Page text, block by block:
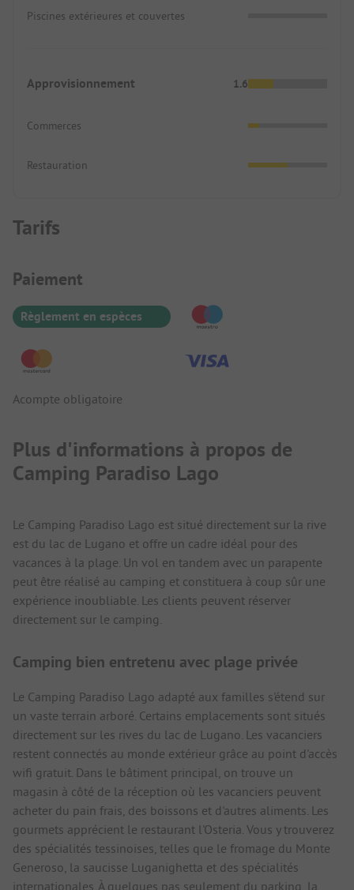
Piscines extérieures et couvertes
Approvisionnement 1.6
Commerces
Restauration
Tarifs
Informations de paiement
Paiement
Règlement en espèces
Acompte obligatoire
Plus d'informations à propos de
Camping Paradiso Lago
Le Camping Paradiso Lago est situé directement sur la rive
est du lac de Lugano et offre un cadre idéal pour des
vacances à la plage. Un vol en tandem avec un parapente
peut être réalisé au camping et constituera à coup sûr une
expérience inoubliable. Les clients peuvent réserver
directement sur le camping.
Camping bien entretenu avec plage privée
Le Camping Paradiso Lago adapté aux familles s'étend sur
un vaste terrain arboré. Certains emplacements sont situés
directement sur les rives du lac de Lugano. Les vacanciers
restent connectés au monde extérieur grâce au point d'accès
wifi gratuit. Dans le bâtiment principal, on trouve un
magasin à côté de la réception où les vacanciers peuvent
acheter du pain frais, des boissons et d'autres aliments. Les
gourmets apprécient le restaurant l'Osteria. Vous y trouverez
des spécialités tessinoises, telles que le fromage du Monte
Generoso, la saucisse Luganighetta et des spécialités
internationales. À quelques pas seulement du parking, la